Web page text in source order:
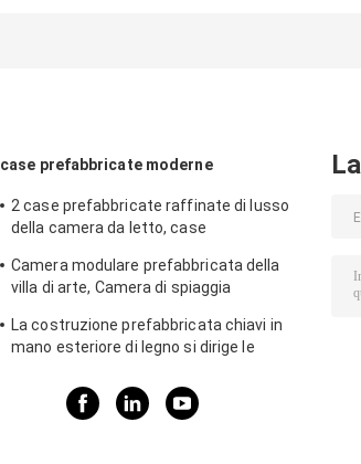
case prefabbricate moderne
2 case prefabbricate raffinate di lusso
della camera da letto, case
balcone
Camera modulare prefabbricata della
villa di arte, Camera di spiaggia
della Tailandia
La costruzione prefabbricata chiavi in
mano esteriore di legno si dirige le
cortile del giardino